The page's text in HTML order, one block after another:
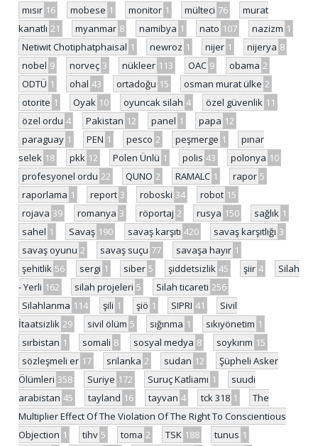
mısır 16 mobese 1 monitor 1 mülteci 76
murat
kanatlı 21 myanmar 8 namibya 1 nato 107 nazizm 1
Netiwit Chotiphatphaisal 1 newroz 1 nijer 1 nijerya 8
nobel 9 norveç 3 nükleer 113 OAC 9 obama 2
ODTÜ 1 ohal 43 ortadoğu 15 osman murat ülke 2
otorite 1 Oyak 10 oyuncak silah 4 özel güvenlik 11
özel ordu 4 Pakistan 12 panel 1 papa 12
paraguay 1 PEN 1 pesco 2 peşmerge 1
pınar
selek 18 pkk 12 Polen Ünlü 1 polis 43 polonya 10
profesyonel ordu 22 QUNO 2 RAMALC 1 rapor 5
raporlama 1 report 3 roboski 34 robot 15
rojava 39 romanya 3 röportaj 2 rusya 150 sağlık 1
sahel 1 Savaş 190 savaş karşıtı 420 savaş karşıtlığı 3
savaş oyunu 2 savaş suçu 77 savaşa hayır 1
şehitlik 56 sergi 1 siber 5 şiddetsizlik 45 şiir 4
Silah
- Yerli 162 silah projeleri 5 Silah ticareti 256
Silahlanma 114 şili 1 şiö 1 SIPRI 41
Sivil
İtaatsizlik 29 sivil ölüm 5 sığınma 1 sıkıyönetim 1
sırbistan 1 somali 8 sosyal medya 8 soykırım 15
sözleşmeli er 17 srilanka 2 sudan 12
Şüpheli Asker
Ölümleri 358 Suriye 172 Suruç Katliamı 1
suudi
arabistan 45 tayland 16 tayvan 4 tck 318 1
The
Multiplier Effect Of The Violation Of The Right To Conscientious
Objection 1 tihv 5 toma 2 TSK 188 tunus 1